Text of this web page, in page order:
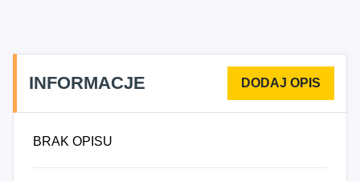
INFORMACJE
BRAK OPISU